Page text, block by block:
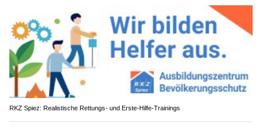
RKZ Spiez: Realistische Rettungs- und Erste-Hilfe-Trainings